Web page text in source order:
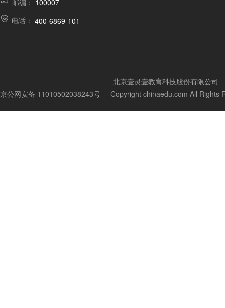
邮编： 100007
电话： 400-6869-101
北京壹灵壹教育科技股份有限公司
京公网安备 11010502038243号 Copyright chinaedu.com All